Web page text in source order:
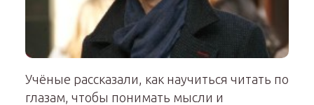
Учёные рассказали, как научиться читать по
глазам, чтобы понимать мысли и